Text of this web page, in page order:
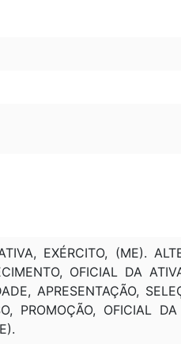
EXÉRCITO, (ME).
OFICIAL DA
APRESENTAÇÃO,
PROMOÇÃO, OFICIAL